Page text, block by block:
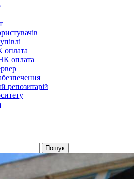
оплата
репозитарій
Пошук